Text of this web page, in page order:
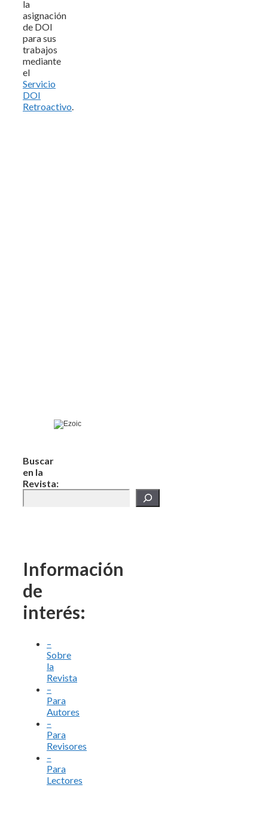
la
asignación
de DOI
para sus
trabajos
mediante
el
Servicio
DOI
Retroactivo.
Buscar
en la
Revista:
Información
de
interés:
–
Sobre
la
Revista
–
Para
Autores
–
Para
Revisores
–
Para
Lectores